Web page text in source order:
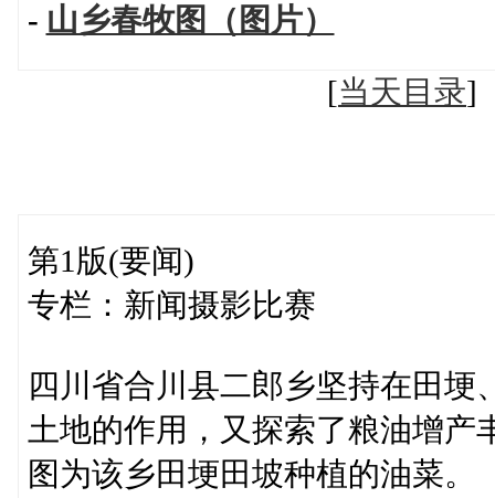
- 山乡春牧图（图片）
[当天目录
第1版(要闻)
专栏：新闻摄影比赛
四川省合川县二郎乡坚持在田埂
土地的作用，又探索了粮油增产
图为该乡田埂田坡种植的油菜。